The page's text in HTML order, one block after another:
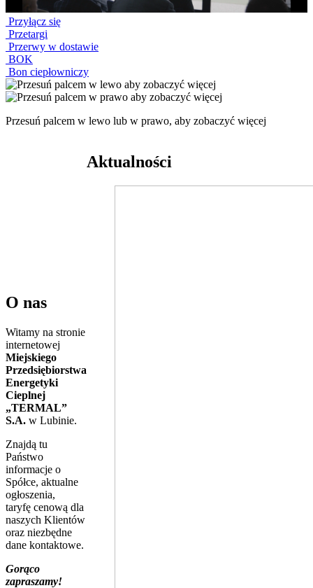
Przyłącz się
Przetargi
Przerwy w dostawie
BOK
Bon ciepłowniczy
Przesuń palcem w lewo lub w prawo, aby zobaczyć więcej
O nas
Witamy na stronie
internetowej
Miejskiego
Przedsiębiorstwa
Energetyki
Cieplnej
„TERMAL”
S.A. w Lubinie.
Znajdą tu
Państwo
informacje o
Spółce, aktualne
ogłoszenia,
taryfę cenową dla
naszych Klientów
oraz niezbędne
dane kontaktowe.
Gorąco
zapraszamy!
Aktualności